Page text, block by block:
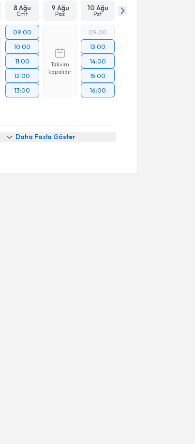
8 Ağu
Cmt
9 Ağu
Paz
10 Ağu
Pzt
09:00
10:00
11:00
12:00
13:00
Takvim
kapalıdır
09:00
13:00
14:00
15:00
16:00
Daha Fazla Göster